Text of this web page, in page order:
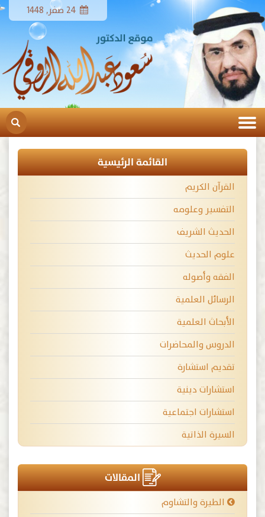
القائمة الرئيسية
القرآن الكريم
التفسير وعلومه
الحديث الشريف
علوم الحديث
الفقه وأصوله
الرسائل العلمية
الأبحاث العلمية
الدروس والمحاضرات
تقديم استشارة
استشارات دينية
استشارات اجتماعية
السيرة الذاتية
المقالات
الطيرة والتشاوم